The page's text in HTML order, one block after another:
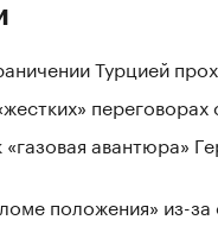
Турцией
авантюра»
положения» из-